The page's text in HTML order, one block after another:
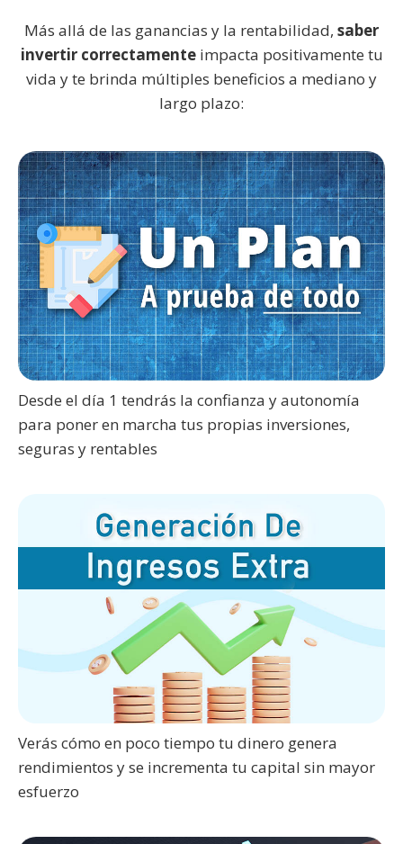
Más allá de las ganancias y la rentabilidad, saber
invertir correctamenteimpacta positivamente tu
vida y te brinda múltiples beneficios a mediano y
largo plazo:
Desde el día 1 tendrás la confianza y autonomía
para poner en marcha tus propias inversiones,
seguras y rentables
Verás cómo en poco tiempo tu dinero genera
rendimientos y se incrementa tu capital sin mayor
esfuerzo